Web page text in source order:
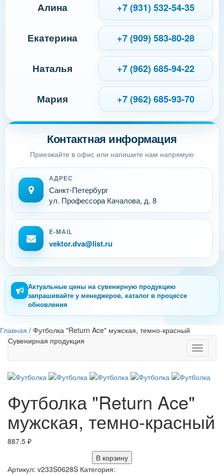
Контактная информация
Приезжайте в офис или напишите нам напрямую
АДРЕС
Санкт-Петербург
ул. Профессора Качалова, д. 8
E-MAIL
vektor.dva@list.ru
Алина +7 (931) 532-54-35
Екатерина +7 (909) 583-80-28
Наталья +7 (962) 685-94-22
Мария +7 (962) 685-93-70
Актуальные цены на сувенирную продукцию
запрашивайте у менеджеров, каталог в процессе
обновления
Главная / Футболка "Return Ace" мужская, темно-красный
Toggle
Сувенирная продукция
Футболка "Return Ace"
мужская, темно-красный
887.5 ₽
В корзину
Артикул: v233S0628S Категория: